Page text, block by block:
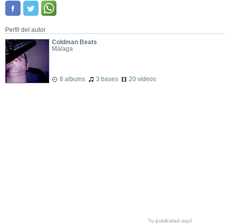
Perfil del autor
Coldman Beats
Málaga
8 albums 3 bases 20 videos
Tu publicidad aquí